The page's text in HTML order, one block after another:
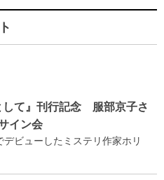
して』刊行記念 服部京子さ
イン会
デビューしたミステリ作家ホリ